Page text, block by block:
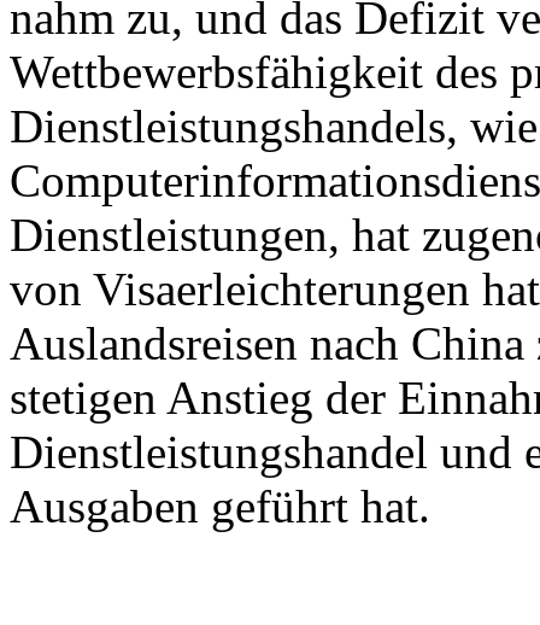
nahm zu, und das Defizit
Wettbewerbsfähigkeit des
Dienstleistungshandels,
Dienstleistungen, hat
von Visaerleichterungen
Auslandsreisen nach
stetigen Anstieg der
Dienstleistungshandel und
Ausgaben geführt hat.